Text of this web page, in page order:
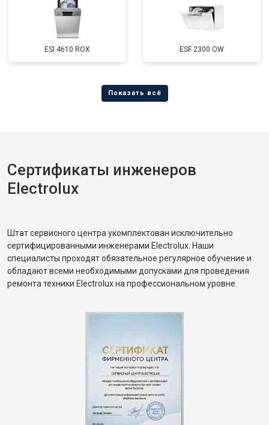
ESI 4610 ROX ESF 2300 OW
Сертификаты инженеров
Electrolux
Штат сервисного центра укомплектован исключительно
сертифицированными инженерами Electrolux. Наши
специалисты проходят обязательное регулярное обучение и
обладают всеми необходимыми допусками для проведения
ремонта техники Electrolux на профессиональном уровне.